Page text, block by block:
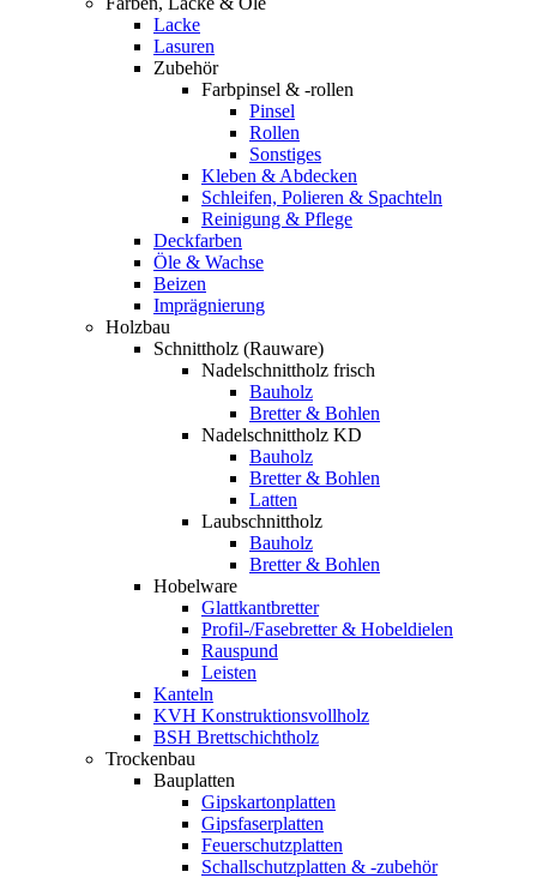
Lacke
Lasuren
Zubehör
Farbpinsel & -rollen
Pinsel
Rollen
Sonstiges
Kleben & Abdecken
Schleifen, Polieren & Spachteln
Reinigung & Pflege
Deckfarben
Öle & Wachse
Beizen
Imprägnierung
Holzbau
Schnittholz (Rauware)
Nadelschnittholz frisch
Bauholz
Bretter & Bohlen
Nadelschnittholz KD
Bauholz
Bretter & Bohlen
Latten
Laubschnittholz
Bauholz
Bretter & Bohlen
Hobelware
Glattkantbretter
Profil-/Fasebretter & Hobeldielen
Rauspund
Leisten
Kanteln
KVH Konstruktionsvollholz
BSH Brettschichtholz
Trockenbau
Bauplatten
Gipskartonplatten
Gipsfaserplatten
Feuerschutzplatten
Schallschutzplatten & -zubehör